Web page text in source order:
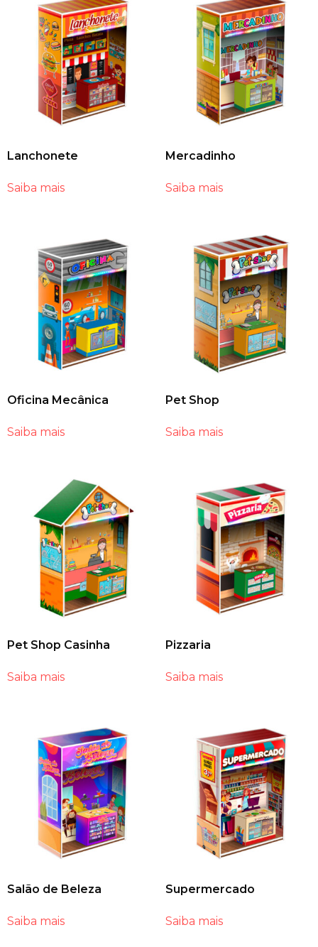
Lanchonete
Saiba mais
Mercadinho
Saiba mais
Oficina Mecânica
Saiba mais
Pet Shop
Saiba mais
Pet Shop Casinha
Saiba mais
Pizzaria
Saiba mais
Salão de Beleza
Saiba mais
Supermercado
Saiba mais